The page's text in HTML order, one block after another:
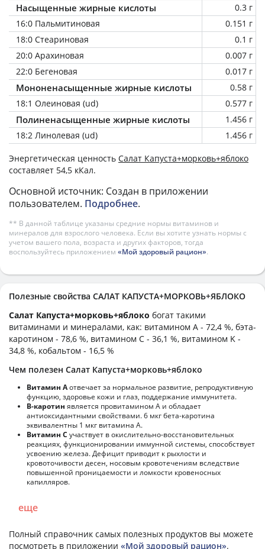
Насыщенные жирные кислоты
0.3 г
16:0 Пальмитиновая
0.151 г
18:0 Стеариновая
0.1 г
20:0 Арахиновая
0.007 г
22:0 Бегеновая
0.017 г
Мононенасыщенные жирные кислоты
0.58 г
18:1 Олеиновая (ud)
0.577 г
Полиненасыщенные жирные кислоты
1.456 г
18:2 Линолевая (ud)
1.456 г
Энергетическая ценность Салат Капуста+морковь+яблоко
составляет 54,5 кКал.
Основной источник: Создан в приложении
пользователем. Подробнее.
** В данной таблице указаны средние нормы витаминов и
минералов для взрослого человека. Если вы хотите узнать нормы с
учетом вашего пола, возраста и других факторов, тогда
воспользуйтесь приложением «Мой здоровый рацион».
Полезные свойства САЛАТ КАПУСТА+МОРКОВЬ+ЯБЛОКО
Салат Капуста+морковь+яблоко богат такими
витаминами и минералами, как: витамином А - 72,4 %, бэта-
каротином - 78,6 %, витамином C - 36,1 %, витамином K -
34,8 %, кобальтом - 16,5 %
Чем полезен Салат Капуста+морковь+яблоко
Витамин Аотвечает за нормальное развитие, репродуктивную
функцию, здоровье кожи и глаз, поддержание иммунитета.
В-каротин является провитамином А и обладает
антиоксидантными свойствами. 6 мкг бета-каротина
эквивалентны 1 мкг витамина А.
Витамин С участвует в окислительно-восстановительных
реакциях, функционировании иммунной системы, способствует
усвоению железа. Дефицит приводит к рыхлости и
кровоточивости десен, носовым кровотечениям вследствие
повышенной проницаемости и ломкости кровеносных
капилляров.
еще
Полный справочник самых полезных продуктов вы можете
посмотреть в приложении «Мой здоровый рацион».